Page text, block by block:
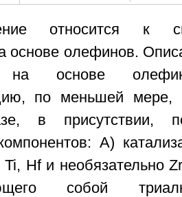
относится к
основе олефинов.
на основе
по меньшей мере,
в присутствии,
A)
Hf и необязательно
собой